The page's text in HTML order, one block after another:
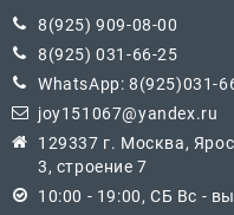
8(925) 909-08-00
8(925) 031-66-25
WhatsApp: 8(925)031-
joy151067@yandex.ru
129337 г. Москва,
3, строение 7
10:00 - 19:00, СБ Вс -